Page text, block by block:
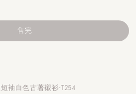
售完
袖白色古著襯衫-T254